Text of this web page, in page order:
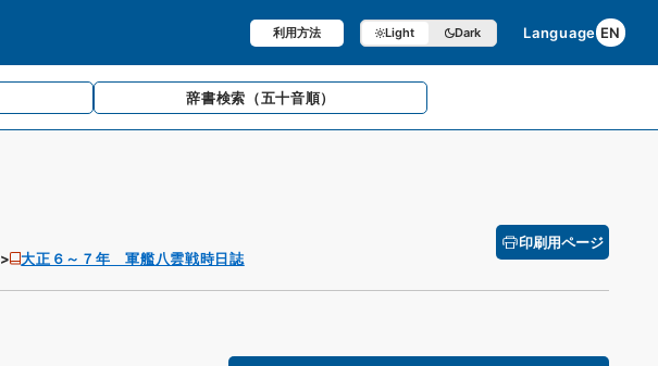
利用方法 Light Dark Language EN
辞書検索 （五十音順）
大正６～７年 軍艦八雲戦時日誌
印刷用ページ